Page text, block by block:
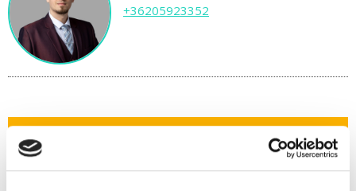
+36205923352
" G " csoport
42 nap az indulásig!